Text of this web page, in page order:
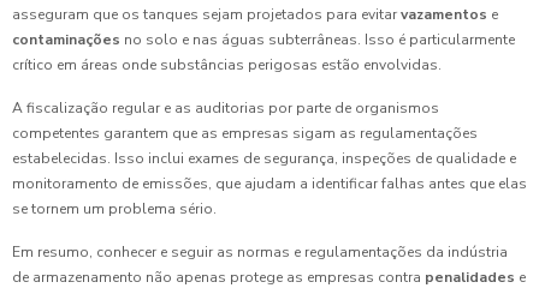
asseguram que os tanques sejam projetados para evitarvazamentos e
contaminações no solo e nas águas subterrâneas. Isso é particularmente
crítico em áreas onde substâncias perigosas estão envolvidas.
A fiscalização regular e as auditorias por parte de organismos
competentes garantem que as empresas sigam as regulamentações
estabelecidas. Isso inclui exames de segurança, inspeções de qualidade e
monitoramento de emissões, que ajudam a identificar falhas antes que elas
se tornem um problema sério.
Em resumo, conhecer e seguir as normas e regulamentações da indústria
de armazenamento não apenas protege as empresas contra penalidades e